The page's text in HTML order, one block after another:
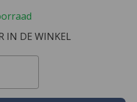
IN DE WINKEL